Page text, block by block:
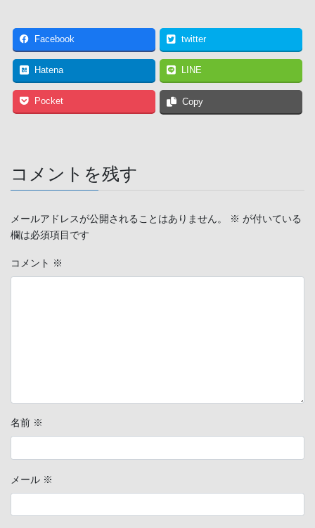
Facebook twitter
Hatena LINE
Pocket Copy
コメントを残す
メールアドレスが公開されることはありません。 ※ が付いている
欄は必須項目です
コメント ※
名前 ※
メール ※